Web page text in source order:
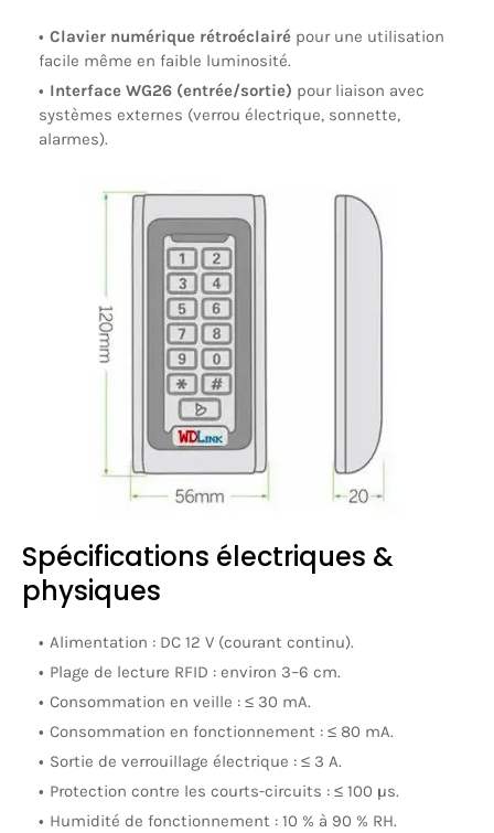
Clavier numérique rétroéclairé pour une utilisation
facile même en faible luminosité.
Interface WG26 (entrée/sortie) pour liaison avec
systèmes externes (verrou électrique, sonnette,
alarmes).
Spécifications électriques &
physiques
Alimentation : DC 12 V (courant continu).
Plage de lecture RFID : environ 3–6 cm.
Consommation en veille : ≤ 30 mA.
Consommation en fonctionnement : ≤ 80 mA.
Sortie de verrouillage électrique : ≤ 3 A.
Protection contre les courts-circuits : ≤ 100 µs.
Humidité de fonctionnement : 10 % à 90 % RH.